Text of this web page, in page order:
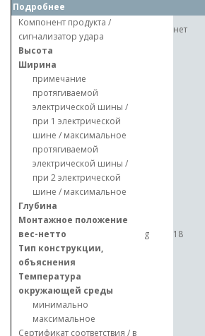
Подробнее
Компонент продукта /
сигнализатор удара
нет
Высота
Ширина
примечание
протягиваемой
электрической шины /
при 1 электрической
шине / максимальное
протягиваемой
электрической шины /
при 2 электрической
шине / максимальное
Глубина
Монтажное положение
вес-нетто
g
18
Тип конструкции,
объяснения
Температура
окружающей среды
минимально
максимальное
Сертификат соответствия / в